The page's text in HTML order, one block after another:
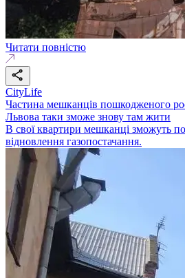
Читати повністю
CityLife
Частина мешканців пошкодженого
Львова таки зможе знову там жити
В свої квартири мешканці зможуть
відновлення газопостачання.